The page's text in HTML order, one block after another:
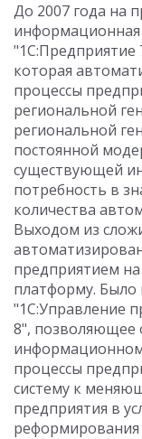
До 2007 года на
информационная
"1С:Предприятие
которая
процессы
региональной
региональной
постоянной
существующей
потребность в
количества
Выходом из
предприятием
платформу. Было
"1С:Управление
8", позволяющее
информационном
процессы
систему к
предприятия в
реформирования